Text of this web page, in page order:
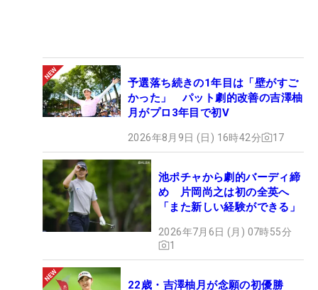
予選落ち続きの1年目は「壁がすご
かった」 パット劇的改善の吉澤柚
月がプロ3年目で初V
2026年8月9日 (日) 16時42分 17
池ポチャから劇的バーディ締
め 片岡尚之は初の全英へ
「また新しい経験ができる」
2026年7月6日 (月) 07時55分
1
22歳・吉澤柚月が念願の初優勝